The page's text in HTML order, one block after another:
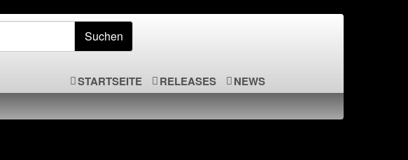
STARTSEITE RELEASES NEWS